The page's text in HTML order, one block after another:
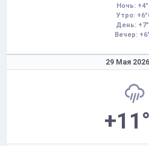
Ночь:
Утро:
День:
Вечер:
29 Мая